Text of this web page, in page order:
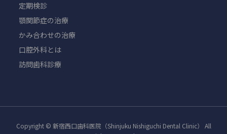
定期検診
顎関節症の治療
かみ合わせの治療
口腔外科とは
訪問歯科診療
Copyright © 新宿西口歯科医院（Shinjuku Nishiguchi Dental Clinic） All